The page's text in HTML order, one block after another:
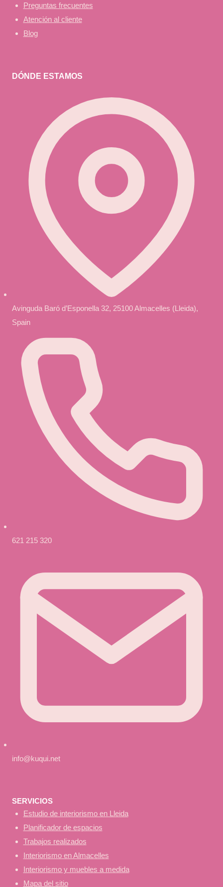
Preguntas frecuentes
Atención al cliente
Blog
DÓNDE ESTAMOS
Avinguda Baró d’Esponella 32, 25100 Almacelles (Lleida),
Spain
621 215 320
info@kuqui.net
SERVICIOS
Estudio de interiorismo en Lleida
Planificador de espacios
Trabajos realizados
Interiorismo en Almacelles
Interiorismo y muebles a medida
Mapa del sitio